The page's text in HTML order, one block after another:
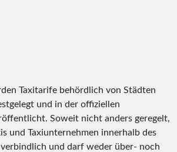
Taxitarife behördlich von Städten
und in der offiziellen
Soweit nicht anders geregelt,
und Taxiunternehmen innerhalb des
und darf weder über- noch